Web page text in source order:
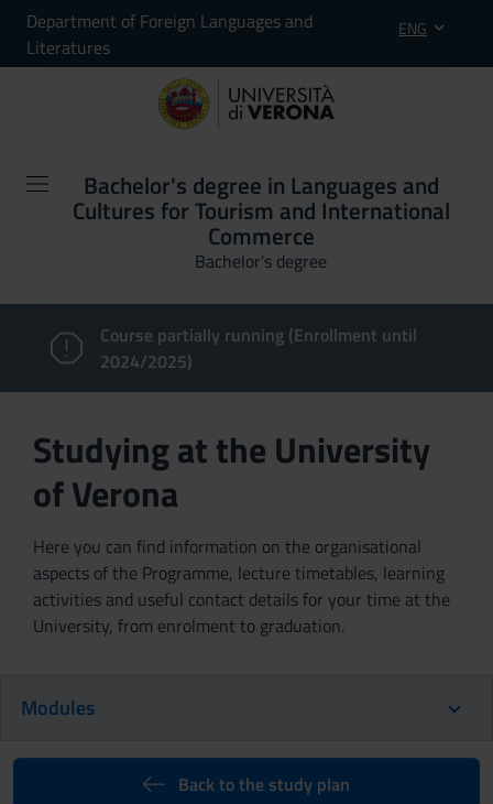
Department of Foreign Languages and
Literatures
ENG
Bachelor's degree in Languages and
Cultures for Tourism and International
Commerce
Bachelor's degree
Course partially running (Enrollment until
2024/2025)
Studying at the University
of Verona
Here you can find information on the organisational
aspects of the Programme, lecture timetables, learning
activities and useful contact details for your time at the
University, from enrolment to graduation.
Modules
Back to the study plan